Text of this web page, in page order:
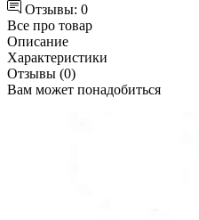
Отзывы: 0
Все про товар
Описание
Характеристики
Отзывы (0)
Вам может понадобиться